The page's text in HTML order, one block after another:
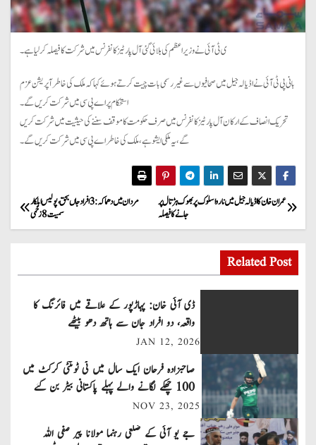
ی ٹی آئی نے وزیراعظم کی بلائی گئی آل پارٹیز کانفرنس میں شرکت کا فیصلہ کر لیا ہے۔
بانی پی ٹی آئی نے اڈیالہ جیل میں صحافیوں سے غیر رسمی بات چیت کرتے ہوئے کہا کہ ملک کی خاطر آپریشن عزم
استحکام پر اے پی سی میں شرکت کریں گے۔
تحریک انصاف کے ارکان آل پارٹیز کانفرنس میں صرف حکومت کا موقف سننے کی حیثیت میں شرکت کریں
گے، یہ ملکی ایشو ہے، ملک کی خاطر اے پی سی میں شرکت کریں گے۔
P
o
s
t
a
v
i
مردان میں دھماکہ:3افراد جاں بحق،پولیس اہلکار
سمیت8زخمی
عمران خان کا اڈیالہ جیل میں ناروا سلوک پر بھوک ہڑتال پر
جانے کا فیصلہ
Related Post
ڈی آئی خان: پہاڑپور کے علاقے میں فائرنگ کا
واقعہ، دو افراد جان سے ہاتھ دھو بیٹھے
JAN 12, 2026
صاحبزادہ فرحان ایک سال میں ٹی ٹوئنٹی کرکٹ میں
100 چھکے لگانے والے پہلے پاکستانی بیٹر بن گئے
NOV 23, 2025
جے یو آئی کے ضلعی رہنما مولانا پیر صفی اللہ